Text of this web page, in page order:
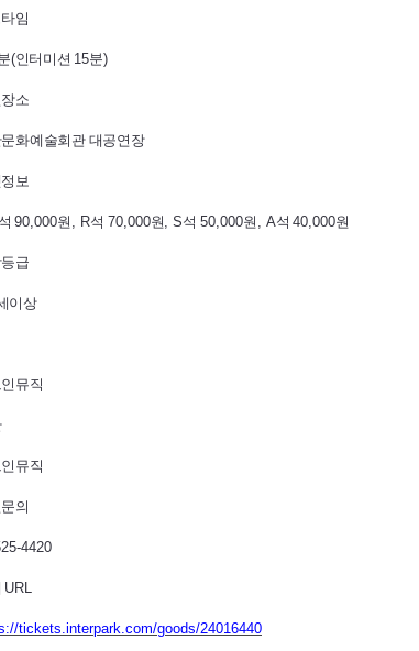
임
(인터미션 15분)
소
화예술회관 대공연장
보
석90,000원 , R석 70,000원, S석 50,000원 , A석40,000원
급
이상
뮤직
뮤직
의
4420
URL
tickets.interpark.com/goods/24016440